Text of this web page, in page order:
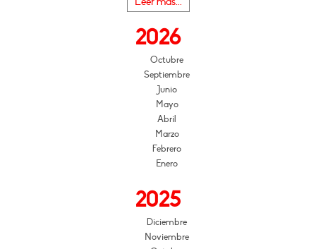
2026
Octubre
Septiembre
Junio
Mayo
Abril
Marzo
Febrero
Enero
2025
Diciembre
Noviembre